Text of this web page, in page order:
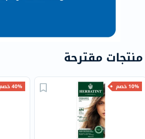
منتجات مقترحة
10% خصم 40% خصم